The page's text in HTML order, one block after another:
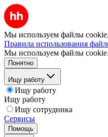
Мы используем файлы cookie,
Правила использования
Мы используем файлы cookie.
Понятно
Ищу работу
Ищу работу
Ищу работу
Ищу сотрудника
Сервисы
Помощь